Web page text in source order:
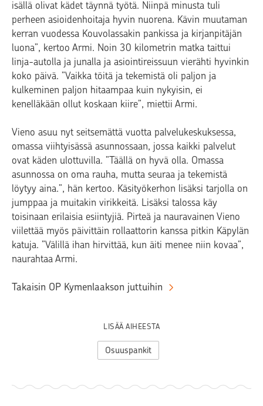
isällä olivat kädet täynnä työtä. Niinpä minusta tuli
perheen asioidenhoitaja hyvin nuorena. Kävin muutaman
kerran vuodessa Kouvolassakin pankissa ja kirjanpitäjän
luona”, kertoo Armi. Noin 30 kilometrin matka taittui
linja-autolla ja junalla ja asiointireissuun vierähti hyvinkin
koko päivä. ”Vaikka töitä ja tekemistä oli paljon ja
kulkeminen paljon hitaampaa kuin nykyisin, ei
kenelläkään ollut koskaan kiire”, miettii Armi.
Vieno asuu nyt seitsemättä vuotta palvelukeskuksessa,
omassa viihtyisässä asunnossaan, jossa kaikki palvelut
ovat käden ulottuvilla. ”Täällä on hyvä olla. Omassa
asunnossa on oma rauha, mutta seuraa ja tekemistä
löytyy aina.”, hän kertoo. Käsityökerhon lisäksi tarjolla on
jumppaa ja muitakin virikkeitä. Lisäksi talossa käy
toisinaan erilaisia esiintyjiä. Pirteä ja nauravainen Vieno
viilettää myös päivittäin rollaattorin kanssa pitkin Käpylän
katuja. ”Välillä ihan hirvittää, kun äiti menee niin kovaa”,
naurahtaa Armi.
Takaisin OP Kymenlaakson juttuihin
LISÄÄ AIHEESTA
Osuuspankit